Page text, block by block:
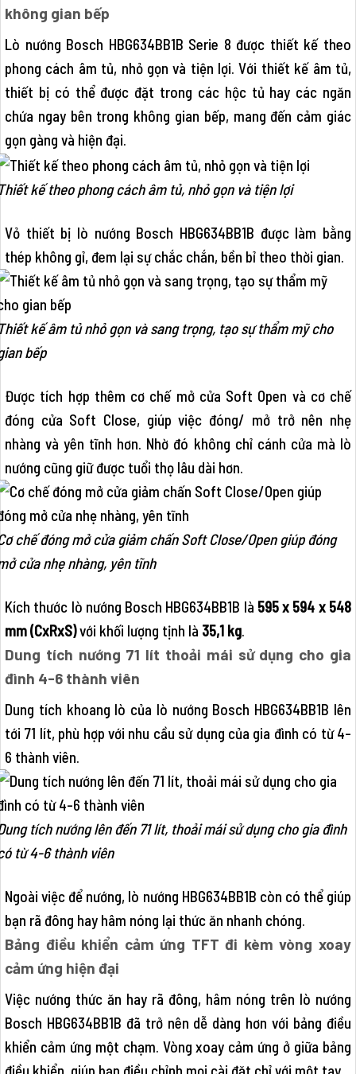
không gian bếp
Lò nướng Bosch HBG634BB1B Serie 8 được thiết kế theo
phong cách âm tủ, nhỏ gọn và tiện lợi. Với thiết kế âm tủ,
thiết bị có thể được đặt trong các hộc tủ hay các ngăn
chứa ngay bên trong không gian bếp, mang đến cảm giác
gọn gàng và hiện đại.
kế theo phong cách âm tủ, nhỏ gọn và tiện lợi
Vỏ thiết bị lò nướng Bosch HBG634BB1B được làm bằng
thép không gỉ, đem lại sự chắc chắn, bền bỉ theo thời gian.
kế âm tủ nhỏ gọn và sang trọng, tạo sự thẩm mỹ cho
bếp
Được tích hợp thêm cơ chế mở cửa Soft Open và cơ chế
đóng cửa Soft Close, giúp việc đóng/ mở trở nên nhẹ
nhàng và yên tĩnh hơn. Nhờ đó không chỉ cánh cửa mà lò
nướng cũng giữ được tuổi thọ lâu dài hơn.
chế đóng mở cửa giảm chấn Soft Close/Open giúp đóng
cửa nhẹ nhàng, yên tĩnh
Kích thước lò nướng Bosch HBG634BB1B là 595 x 594 x 548
mm (CxRxS)với khối lượng tịnh là 35,1 kg
Dung tích nướng 71 lít thoải mái sử dụng cho gia
đình 4-6 thành viên
Dung tích khoang lò của lò nướng Bosch HBG634BB1B lên
tới 71 lít, phù hợp với nhu cầu sử dụng của gia đình có từ 4-
6 thành viên.
tích nướng lên đến 71 lít, thoải mái sử dụng cho gia đình
từ 4-6 thành viên
Ngoài việc để nướng, lò nướng HBG634BB1B còn có thể giúp
bạn rã đông hay hâm nóng lại thức ăn nhanh chóng.
Bảng điều khiển cảm ứng TFT đi kèm vòng xoay
cảm ứng hiện đại
Việc nướng thức ăn hay rã đông, hâm nóng trên lò nướng
Bosch HBG634BB1B đã trở nên dễ dàng hơn với bảng điều
khiển cảm ứng một chạm. Vòng xoay cảm ứng ở giữa bảng